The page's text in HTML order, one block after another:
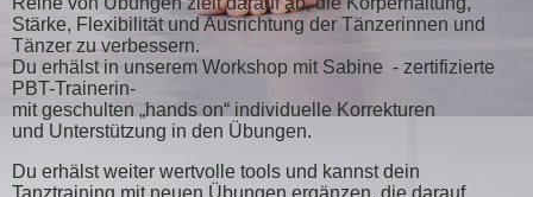
Stärke, Flexibilität und Ausrichtung der Tänzerinnen und
Tänzer zu verbessern.
Du erhälst in unserem Workshop mit Sabine - zertifizierte
PBT-Trainerin-
mit geschulten „hands on“ individuelle Korrekturen
und Unterstützung in den Übungen.
Du erhälst weiter wertvolle tools und kannstdein